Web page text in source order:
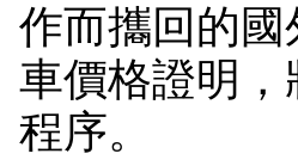
作而攜回的
車價格證明
程序。